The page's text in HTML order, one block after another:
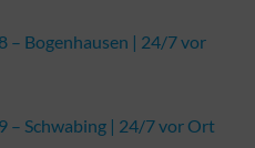
– Bogenhausen | 24/7 vor
– Schwabing | 24/7 vor Ort